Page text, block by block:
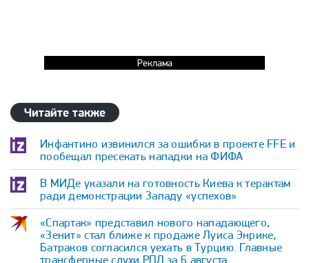
Реклама
Читайте также
Инфантино извинился за ошибки в проекте FFE и
пообещал пресекать нападки на ФИФА
В МИДе указали на готовность Киева к терактам
ради демонстрации Западу «успехов»
«Спартак» представил нового нападающего,
«Зенит» стал ближе к продаже Луиса Энрике,
Батраков согласился уехать в Турцию. Главные
трансферные слухи РПЛ за 6 августа